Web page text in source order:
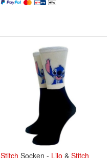
Stitch Socken - Lilo & Stitch